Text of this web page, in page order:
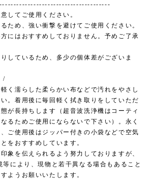
してご使用ください。
ため、強い衝撃を避けてご使用ください。
にはおすすめしておりません。予めご了承
しているため、多少の個体差がございま
/
く濡らした柔らかい布などで汚れをやさし
。着用後に毎回軽く拭き取りをしていただ
が長持ちします（超音波洗浄機はコーティ
るためご使用にならないで下さい）。永く
ご使用後はジッパー付きの小袋などで空気
をおすすめしています。
象を伝えられるよう努力しておりますが、
等により、現物と若干異なる場合もあること
ようお願いいたします。